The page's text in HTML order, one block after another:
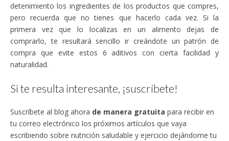
detenimiento los ingredientes de los productos que compres,
pero recuerda que no tienes que hacerlo cada vez. Si la
primera vez que lo localizas en un alimento dejas de
comprarlo, te resultará sencillo ir creándote un patrón de
compra que evite estos 6 aditivos con cierta facilidad y
naturalidad.
Si te resulta interesante, ¡suscríbete!
Suscríbete al blog ahora de manera gratuita para recibir en
tu correo electrónico los próximos artículos que vaya
escribiendo sobre nutrición saludable y ejercicio dejándome tu